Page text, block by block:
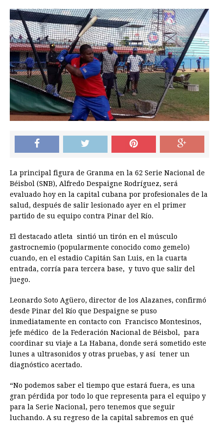
La principal figura de Granma en la 62 Serie Nacional de
Béisbol (SNB), Alfredo Despaigne Rodríguez, será
evaluado hoy en la capital cubana por profesionales de la
salud, después de salir lesionado ayer en el primer
partido de su equipo contra Pinar del Río.
El destacado atleta sintió un tirón en el músculo
gastrocnemio (popularmente conocido como gemelo)
cuando, en el estadio Capitán San Luis, en la cuarta
entrada, corría para tercera base, y tuvo que salir del
juego.
Leonardo Soto Agüero, director de los Alazanes, confirmó
desde Pinar del Río que Despaigne se puso
inmediatamente en contacto con Francisco Montesinos,
jefe médico de la Federación Nacional de Béisbol, para
coordinar su viaje a La Habana, donde será sometido este
lunes a ultrasonidos y otras pruebas, y así tener un
diagnóstico acertado.
“No podemos saber el tiempo que estará fuera, es una
gran pérdida por todo lo que representa para el equipo y
para la Serie Nacional, pero tenemos que seguir
luchando. A su regreso de la capital sabremos en qué